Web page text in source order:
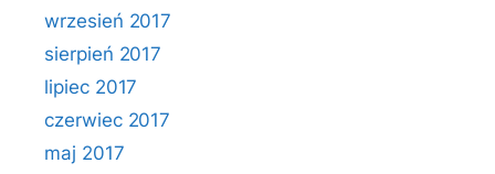
wrzesień 2017
sierpień 2017
lipiec 2017
czerwiec 2017
maj 2017